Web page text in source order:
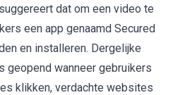
dat om een video te
een app genaamd Secured
en installeren. Dergelijke
geopend wanneer gebruikers
klikken, verdachte websites